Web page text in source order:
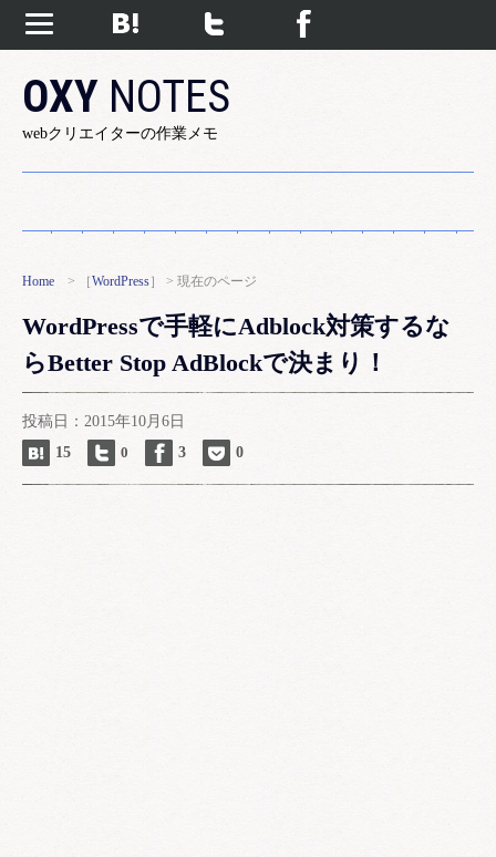
OXY NOTES
webクリエイターの作業メモ
Home > ［WordPress］ > 現在のページ
WordPressで手軽にAdblock対策するな
らBetter Stop AdBlockで決まり！
投稿日：2015年10月6日
15
0 3 0